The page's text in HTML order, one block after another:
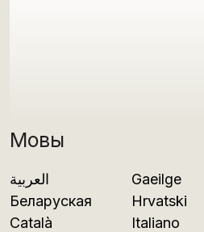
Мовы
العربية
Беларуская
Català
Gaeilge
Hrvatski
Italiano